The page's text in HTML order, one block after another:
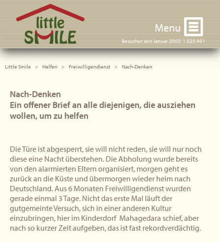
Menu
Besucher seit Januar 2005: 1.025.491
Little Smile Helfen Freiwilligendienst Nach-Denken
Nach-Denken
Ein offener Brief an alle diejenigen, die ausziehen
wollen, um zu helfen
Die Türe ist abgesperrt, sie will nicht reden, sie will nur noch
diese eine Nacht überstehen. Die Abholung wurde bereits
von den alarmierten Eltern organisiert, morgen geht es
zurück an die Küste und übermorgen wieder heim nach
Deutschland. Aus 6 Monaten Freiwilligendienst wurden
gerade einmal 3 Tage. Nicht das erste Mal läuft der
gutgemeinte Versuch, sich in einer anderen Kultur
einzubringen, hier im Kinderdorf Mahagedara schief, aber
nach so kurzer Zeit aufgeben, das ist fast rekordverdächtig.